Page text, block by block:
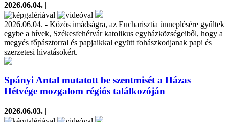
2026.06.04. |
2026.06.04. - Közös imádságra, az Eucharisztia ünneplésére gyűltek
egybe a hívek, Székesfehérvár katolikus egyházközségeiből, hogy a
megyés főpásztorral és papjaikkal együtt fohászkodjanak papi és
szerzetesi hivatásokért.
Spányi Antal mutatott be szentmisét a Házas
Hétvége mozgalom régiós találkozóján
2026.06.03. |